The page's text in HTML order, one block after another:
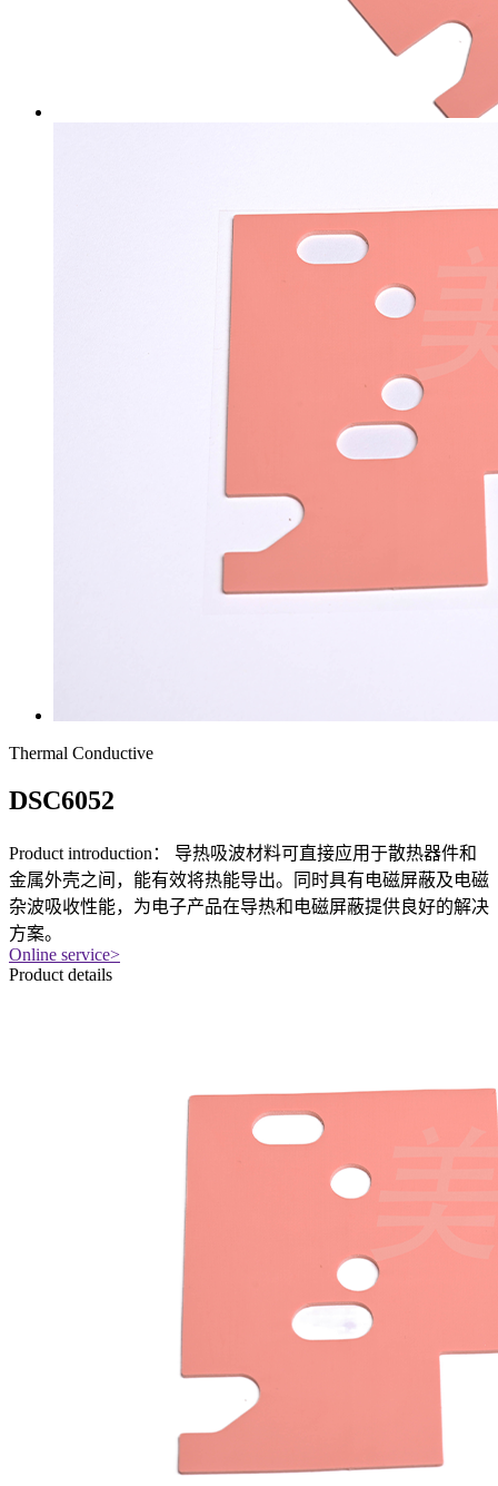
Thermal Conductive
DSC6052
Product introduction：
导热吸波材料可直接应用于散热器件和
金属外壳之间，能有效将热能导出。同时具有电磁屏蔽及电磁
杂波吸收性能，为电子产品在导热和电磁屏蔽提供良好的解决
方案。
Online service>
Product details